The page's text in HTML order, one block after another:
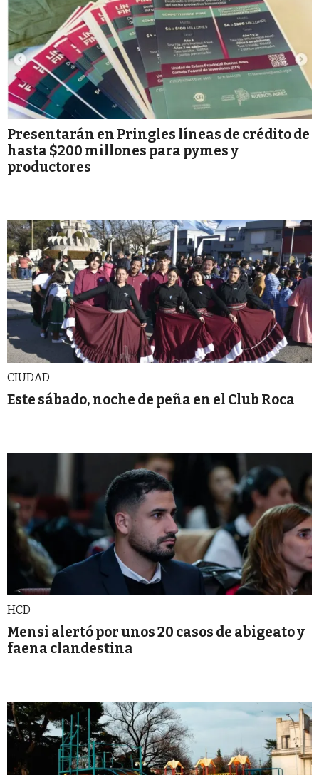
Presentarán en Pringles líneas de crédito de
hasta $200 millones para pymes y
productores
CIUDAD
Este sábado, noche de peña en el Club Roca
HCD
Mensi alertó por unos 20 casos de abigeato y
faena clandestina